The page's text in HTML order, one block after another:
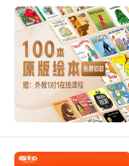
通。优秀的儿童
是懂得儿童心理
方式解释概念
地纠正错误。
念课件，对孩
师会观察孩子
容。比如当孩
巧妙地切换到恐